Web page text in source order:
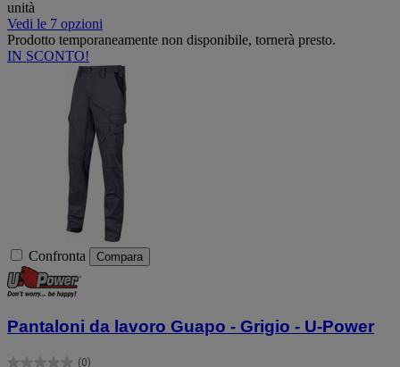
unità
Vedi le 7 opzioni
Prodotto temporaneamente non disponibile, tornerà presto.
IN SCONTO!
Confronta Compara
Pantaloni da lavoro Guapo - Grigio - U-Power
(0)